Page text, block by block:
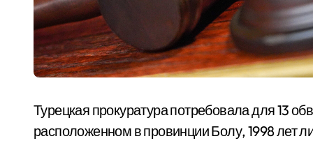
Турецкая прокуратура потребовала для 13
расположенном в провинции Болу, 1998 лет